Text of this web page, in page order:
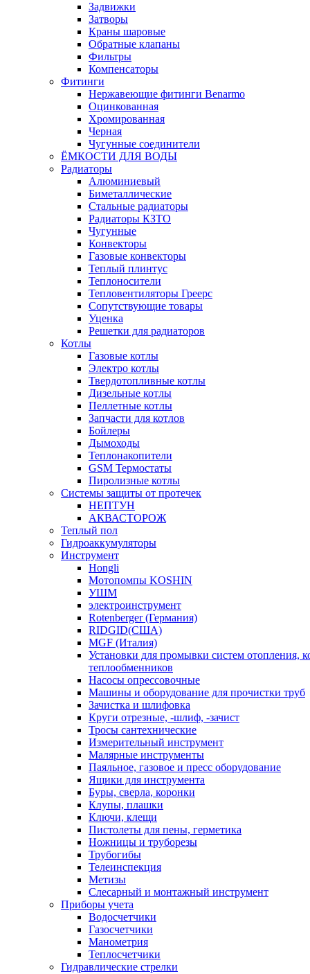
Задвижки
Затворы
Краны шаровые
Обратные клапаны
Фильтры
Компенсаторы
Фитинги
Нержавеющие фитинги Benarmo
Оцинкованная
Хромированная
Черная
Чугунные соединители
ЁМКОСТИ ДЛЯ ВОДЫ
Радиаторы
Алюминиевый
Биметаллические
Стальные радиаторы
Радиаторы КЗТО
Чугунные
Конвекторы
Газовые конвекторы
Теплый плинтус
Теплоносители
Тепловентиляторы Греерс
Сопутствующие товары
Уценка
Решетки для радиаторов
Котлы
Газовые котлы
Электро котлы
Твердотопливные котлы
Дизельные котлы
Пеллетные котлы
Запчасти для котлов
Бойлеры
Дымоходы
Теплонакопители
GSM Термостаты
Пиролизные котлы
Системы защиты от протечек
НЕПТУН
АКВАСТОРОЖ
Теплый пол
Гидроаккумуляторы
Инструмент
Hongli
Мотопомпы KOSHIN
УШМ
электроинструмент
Rotenberger (Германия)
RIDGID(США)
MGF (Италия)
Установки для промывки систем отопления,
теплообменников
Насосы опрессовочные
Машины и оборудование для прочистки труб
Зачистка и шлифовка
Круги отрезные, -шлиф, -зачист
Тросы сантехнические
Измерительный инструмент
Малярные инструменты
Паяльное, газовое и пресс оборудование
Ящики для инструмента
Буры, сверла, коронки
Клупы, плашки
Ключи, клещи
Пистолеты для пены, герметика
Ножницы и труборезы
Трубогибы
Телеинспекция
Метизы
Слесарный и монтажный инструмент
Приборы учета
Водосчетчики
Газосчетчики
Манометрия
Теплосчетчики
Гидравлические стрелки